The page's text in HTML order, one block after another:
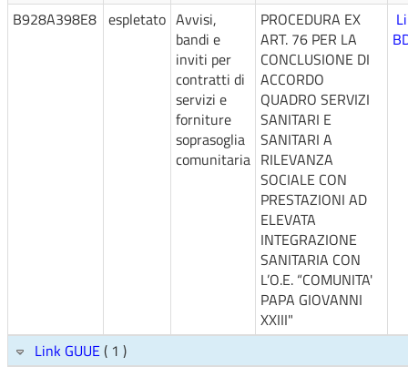
B928A398E8 espletato Avvisi,
bandi e
inviti per
contratti di
servizi e
forniture
soprasoglia
comunitaria
PROCEDURA EX
ART. 76 PER LA
CONCLUSIONE DI
ACCORDO
QUADRO SERVIZI
SANITARI E
SANITARI A
RILEVANZA
SOCIALE CON
PRESTAZIONI AD
ELEVATA
INTEGRAZIONE
SANITARIA CON
L’O.E. “COMUNITA'
PAPA GIOVANNI
XXIII"
Link GUUE ( 1 )